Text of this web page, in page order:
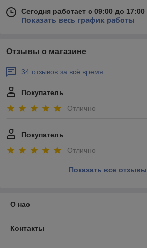
Сегодня работает с 09:00 до 17:00
Показать весь график работы
Отзывы о магазине
34 отзывов за всё время
Покупатель
Отлично
Покупатель
Отлично
Показать все отзывы
О нас
Контакты